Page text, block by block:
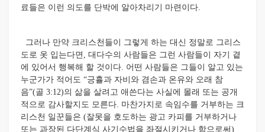
료들은 이런 의도를 단박에 알아차리기 마련이다.
그러나 만약 크리스천들이 그렇게 하는 대신 정말로 그리스
도로 옷 입는다면, 대다수의 사람들은 그런 사람들이 자기 곁
에 있어서 행복해 할 것이다. 어떤 사람들은 그들이 알고 있는
누군가가 적어도 “긍휼과 자비와 겸손과 온유와 오래 참
음”(골 3:12)의 삶을 살려고 애쓴다는 사실에 몰래 또는 공개
적으로 감사할지도 모른다. 마찬가지로 속임수를 거부하는 크
리스천 일꾼들은 (잘못을 호도하는 광고 카피를 거부하거나
또는 과장된 다단계식 사기수법을 좌절시키거나 함으로써)